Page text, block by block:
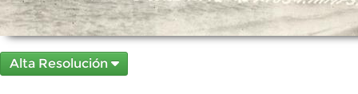
Alta Resolución